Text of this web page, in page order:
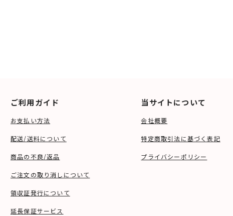
ご利用ガイド
お支払い方法
配送/送料について
商品の不良/返品
ご注文の取り消しについて
領収証発行について
延長保証サービス
当サイトについて
会社概要
特定商取引法に基づく表記
プライバシーポリシー